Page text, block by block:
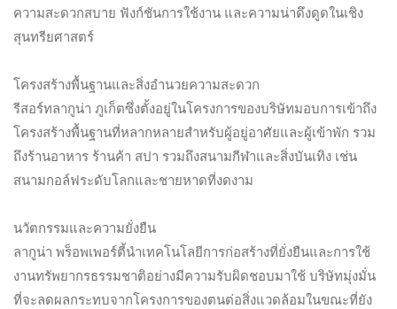
ความสะดวกสบาย ฟังก์ชันการใช้งาน และความน่าดึงดูดในเชิง
สุนทรียศาสตร์
โครงสร้างพื้นฐานและสิ่งอำนวยความสะดวก
รีสอร์ทลากูน่า ภูเก็ตซึ่งตั้งอยู่ในโครงการของบริษัทมอบการเข้าถึง
โครงสร้างพื้นฐานที่หลากหลายสำหรับผู้อยู่อาศัยและผู้เข้าพัก รวม
ถึงร้านอาหาร ร้านค้า สปา รวมถึงสนามกีฬาและสิ่งบันเทิง เช่น
สนามกอล์ฟระดับโลกและชายหาดที่งดงาม
นวัตกรรมและความยั่งยืน
ลากูน่า พร็อพเพอร์ตี้นำเทคโนโลยีการก่อสร้างที่ยั่งยืนและการใช้
งานทรัพยากรธรรมชาติอย่างมีความรับผิดชอบมาใช้ บริษัทมุ่งมั่น
ที่จะลดผลกระทบจากโครงการของตนต่อสิ่งแวดล้อมในขณะที่ยัง